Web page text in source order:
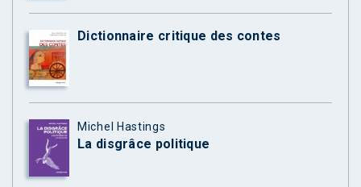
Dictionnaire critique des contes
Michel Hastings
La disgrâce politique